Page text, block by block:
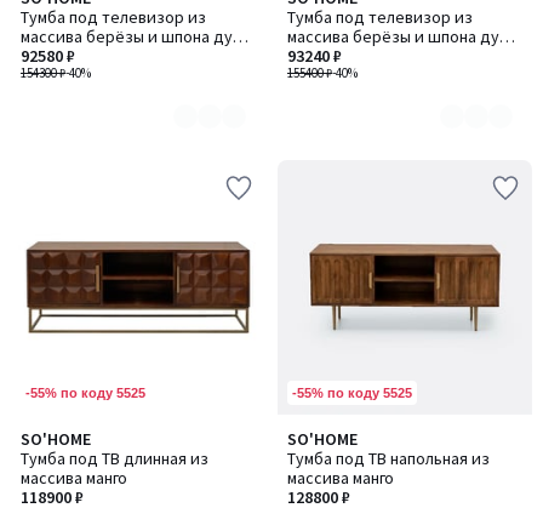
Тумба под телевизор из
массива берёзы и шпона дуба,
180 см
154300 ₽-40%
92580 ₽
цветов:
3
Тумба под телевизор из
массива берёзы и шпона дуба,
200 см
155400 ₽-40%
93240 ₽
цветов:
3
-55% по коду 5525
SO'HOME
Тумба под ТВ длинная из
массива манго
118900 ₽
-55% по коду 5525
SO'HOME
Тумба под ТВ напольная из
массива манго
128800 ₽